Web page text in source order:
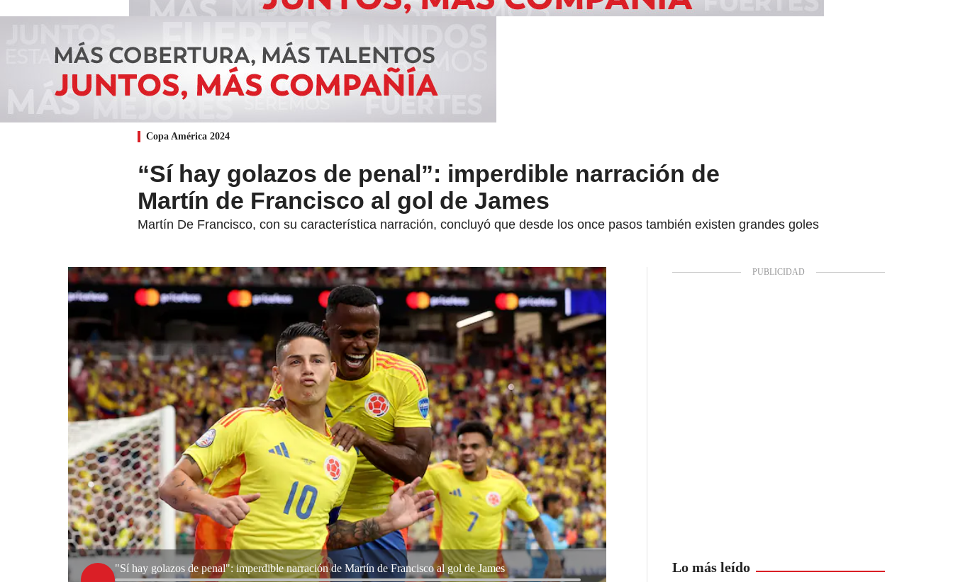
Copa América 2024
“Sí hay golazos de penal”: imperdible narración de
Martín de Francisco al gol de James
Martín De Francisco, con su característica narración, concluyó que desde los once pasos también existen grandes goles
"Sí hay golazos de penal": imperdible narración de Martín de Francisco al gol de James Lo más leído